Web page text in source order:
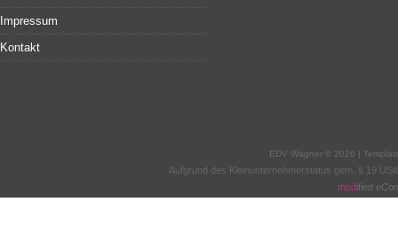
Impressum
Kontakt
EDV Wagner © 2026 |
Aufgrund des Kleinunternehmerstatus gem. § 19
modified